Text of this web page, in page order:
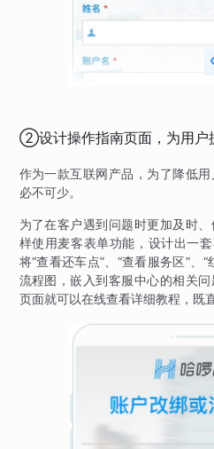
②设计操作指南页面，为用户
作为一款互联网产品，为了降低
必不可少。
为了在客户遇到问题时更加及时
样使用麦客表单功能，设计出一套
将“查看还车点”、“查看服务区”、
流程图，嵌入到客服中心的相关
页面就可以在线查看详细教程，既